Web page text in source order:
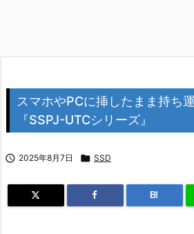
スマホやPCに挿したまま持ち
『SSPJ-UTCシリーズ』
 2025年8月7日  SSD
B!